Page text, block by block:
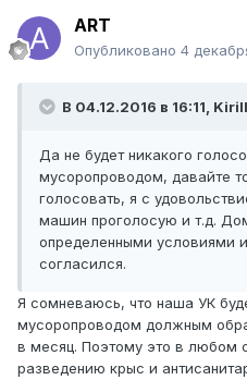
ART
Опубликовано 4
В 04.12.2016 в 16:11,
Да не будет никакого
мусоропроводом, давайте
голосовать, я с
машин проголосую и т.д.
определенными условиями
согласился.
Я сомневаюсь, что наша УК
мусоропроводом должным
в месяц. Поэтому это в любом
разведению крыс и